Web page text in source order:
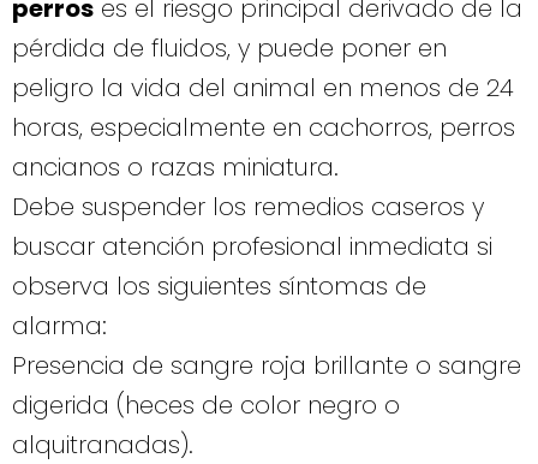
perros es el riesgo principal derivado de la
pérdida de fluidos, y puede poner en
peligro la vida del animal en menos de 24
horas, especialmente en cachorros, perros
ancianos o razas miniatura.
Debe suspender los remedios caseros y
buscar atención profesional inmediata si
observa los siguientes síntomas de
alarma:
Presencia de sangre roja brillante o sangre
digerida (heces de color negro o
alquitranadas).